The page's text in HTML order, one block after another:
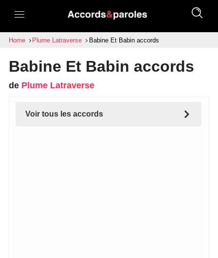
Home Plume Latraverse Babine Et Babin accords
Babine Et Babin accords
de Plume Latraverse
Voir tous les accords